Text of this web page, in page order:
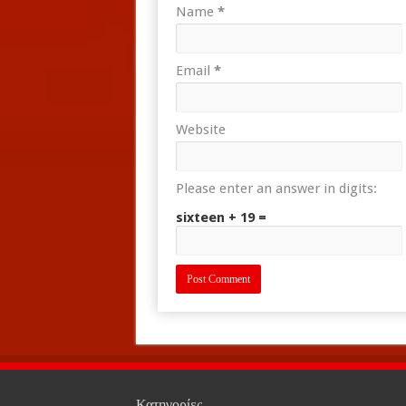
Name *
Email *
Website
Please enter an answer in digits:
sixteen + 19 =